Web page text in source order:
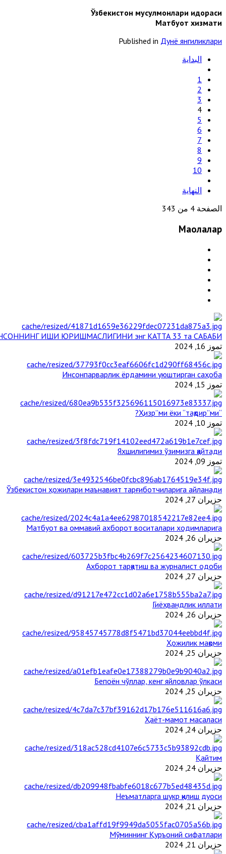
Ўзбекистон мусулмонлари идораси
Матбуот хизмати
Published in Дунё янгиликлари
البداية
1
2
3
4
5
6
7
8
9
10
النهاية
الصفحة 4 من 343
Мақолалар
ИШИ ЮРИШМАСЛИГИНИ энг КАТТА 33 та САБАБИ
تموز 16, 2024
Инсонпарварлик ёрдамини уюштирган саҳоба
تموز 15, 2024
“Ҳизр”ми ёки “тақдир”ми?
تموز 10, 2024
Яхшилигимиз ўзимизга қайтади
تموز 09, 2024
Ўзбекистон ҳожилари маънавият тарғиботчиларига айланади
حزيران 27, 2024
Матбуот ва оммавий ахборот воситалари ходимларига
حزيران 26, 2024
Ахборот тарқатиш ва журналист одоби
حزيران 27, 2024
Гиёҳвандлик иллати
حزيران 26, 2024
Ҳожилик мақоми
حزيران 25, 2024
Бепоён чўллар, кенг яйловлар ўлкаси
حزيران 25, 2024
Ҳаёт-мамот масаласи
حزيران 24, 2024
Қайтим
حزيران 24, 2024
Неъматларга шукр қилиш дуоси
حزيران 21, 2024
Мўминнинг Қуръоний сифатлари
حزيران 21, 2024